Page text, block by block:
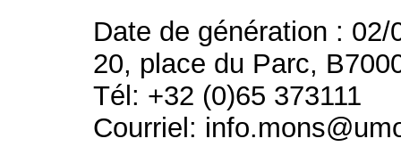
Date de génération : 02/
20, place du Parc,
Tél: +32 (0)65 373111
Courriel: